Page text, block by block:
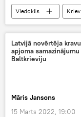
Viedoklis
Donbass
Latvijā novērtēja
apjoma
Baltkrieviju
Māris Jansons
15 Marts 2022, 19:00